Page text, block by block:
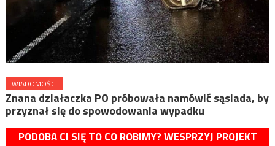
WIADOMOŚCI
Znana działaczka PO próbowała namówić sąsiada, by
przyznał się do spowodowania wypadku
PODOBA CI SIĘ TO CO ROBIMY? WESPRZYJ PROJEKT